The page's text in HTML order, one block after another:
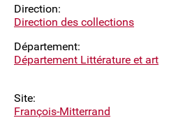
Direction:
Direction des collections
Département:
Département Littérature et art
Site:
François-Mitterrand